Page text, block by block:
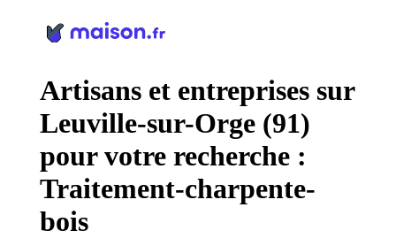
Artisans et entreprises sur
Leuville-sur-Orge (91)
pour votre recherche :
Traitement-charpente-
bois